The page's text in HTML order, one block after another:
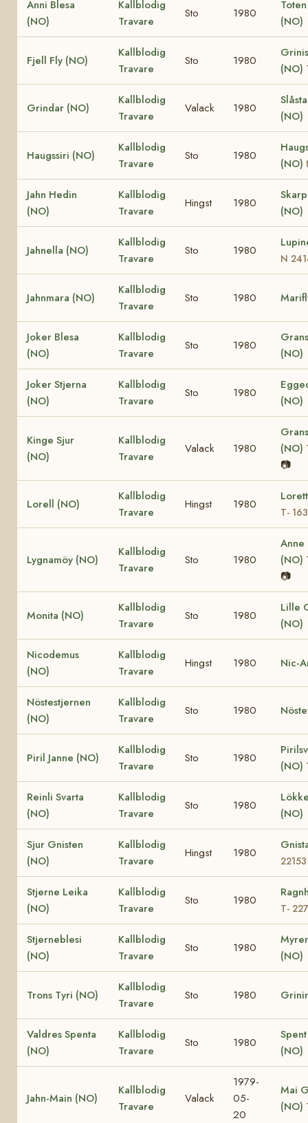
Anni Blesa
(NO)
Kallblodig
Travare
Sto 1980
(NO)
Fjell Fly (NO)
Kallblodig
Travare
Sto 1980
(NO)
Grindar (NO)
Kallblodig
Travare
Valack 1980
(NO)
Haugssiri (NO)
Kallblodig
Travare
Sto 1980
(NO)
Jahn Hedin
(NO)
Kallblodig
Travare
Hingst 1980
(NO)
Jahnella (NO)
Kallblodig
Travare
Sto 1980
N
Jahnmara (NO)
Kallblodig
Travare
Sto 1980
Joker Blesa
(NO)
Kallblodig
Travare
Sto 1980
(NO)
Joker Stjerna
(NO)
Kallblodig
Travare
Sto 1980
(NO)
Kinge Sjur
(NO)
Kallblodig
Travare
Valack 1980
(NO)
📷
Lorell (NO)
Kallblodig
Travare
Hingst 1980
T-
Lygnamöy (NO)
Kallblodig
Travare
Sto 1980
Anne
(NO)
📷
Monita (NO)
Kallblodig
Travare
Sto 1980
Lille
(NO)
Nicodemus
(NO)
Kallblodig
Travare
Hingst 1980 Nic-
Nöstestjernen
(NO)
Kallblodig
Travare
Sto 1980
Piril Janne (NO)
Kallblodig
Travare
Sto 1980
(NO)
Reinli Svarta
(NO)
Kallblodig
Travare
Sto 1980
(NO)
Sjur Gnisten
(NO)
Kallblodig
Travare
Hingst 1980
22153
Stjerne Leika
(NO)
Kallblodig
Travare
Sto 1980
T-
Stjerneblesi
(NO)
Kallblodig
Travare
Sto 1980
(NO)
Trons Tyri (NO)
Kallblodig
Travare
Sto 1980
Valdres Spenta
(NO)
Kallblodig
Travare
Sto 1980
(NO)
Jahn-Main (NO)
Kallblodig
Travare
Valack
1979-
05-
20
Mai
(NO)